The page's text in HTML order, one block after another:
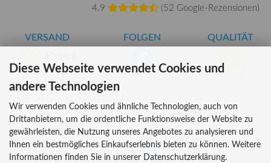
4.9
(52 Google-Rezensionen)
VERSAND FOLGEN QUALITÄT
AT-BIO-401
INFORMATIONEN
Über uns
Versandkosten
ZAHLUNG
Kreditkarte
Diese Webseite verwendet Cookies und
andere Technologien
Wir verwenden Cookies und ähnliche Technologien, auch von
Drittanbietern, um die ordentliche Funktionsweise der Website zu
gewährleisten, die Nutzung unseres Angebotes zu analysieren und
Ihnen ein bestmögliches Einkaufserlebnis bieten zu können. Weitere
Informationen finden Sie in unserer Datenschutzerklärung.